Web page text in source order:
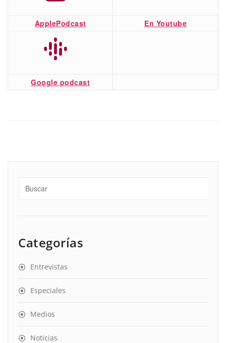
ApplePodcast En Youtube
Google podcast
Categorías
Entrevistas
Especiales
Medios
Noticias